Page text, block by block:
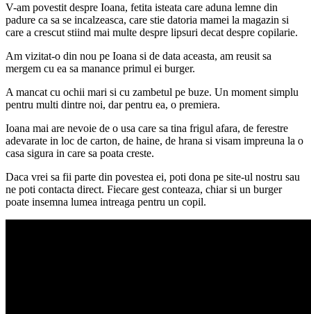
V-am povestit despre Ioana, fetita isteata care aduna lemne din
padure ca sa se incalzeasca, care stie datoria mamei la magazin si
care a crescut stiind mai multe despre lipsuri decat despre copilarie.
Am vizitat-o din nou pe Ioana si de data aceasta, am reusit sa
mergem cu ea sa manance primul ei burger.
A mancat cu ochii mari si cu zambetul pe buze. Un moment simplu
pentru multi dintre noi, dar pentru ea, o premiera.
Ioana mai are nevoie de o usa care sa tina frigul afara, de ferestre
adevarate in loc de carton, de haine, de hrana si visam impreuna la o
casa sigura in care sa poata creste.
Daca vrei sa fii parte din povestea ei, poti dona pe site-ul nostru sau
ne poti contacta direct. Fiecare gest conteaza, chiar si un burger
poate insemna lumea intreaga pentru un copil.